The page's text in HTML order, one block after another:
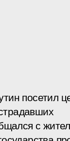
посетил
с